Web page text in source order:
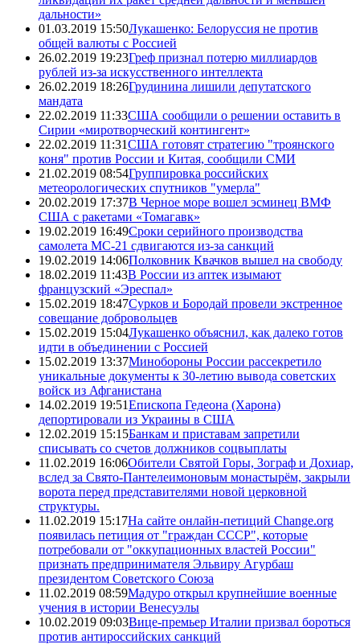
дальности»
01.03.2019 15:50Лукашенко: Белоруссия не против
общей валюты с Россией
26.02.2019 19:23Греф признал потерю миллиардов
рублей из-за искусственного интеллекта
26.02.2019 18:26Грудинина лишили депутатского
мандата
22.02.2019 11:33США сообщили о решении оставить в
Сирии «миротворческий контингент»
22.02.2019 11:31США готовят стратегию "троянского
коня" против России и Китая, сообщили СМИ
21.02.2019 08:54Группировка российских
метеорологических спутников "умерла"
20.02.2019 17:37В Черное море вошел эсминец ВМФ
США с ракетами «Томагавк»
19.02.2019 16:49Сроки серийного производства
самолета МС-21 сдвигаются из-за санкций
19.02.2019 14:06Полковник Квачков вышел на свободу
18.02.2019 11:43В России из аптек изымают
французский «Эреспал»
15.02.2019 18:47Сурков и Бородай провели экстренное
совещание добровольцев
15.02.2019 15:04Лукашенко объяснил, как далеко готов
идти в объединении с Россией
15.02.2019 13:37Минобороны России рассекретило
уникальные документы к 30-летию вывода советских
войск из Афганистана
14.02.2019 19:51Епископа Гедеона (Харона)
депортировали из Украины в США
12.02.2019 15:15Банкам и приставам запретили
списывать со счетов должников соцвыплаты
11.02.2019 16:06Обители Святой Горы, Зограф и Дохиар,
вслед за Свято-Пантелеимоновым монастырём, закрыли
ворота перед представителями новой церковной
структуры.
11.02.2019 15:17На сайте онлайн-петиций Change.org
появилась петиция от "граждан СССР", которые
потребовали от "оккупационных властей России"
признать предпринимателя Эльвиру Агурбаш
президентом Советского Союза
11.02.2019 08:59Мадуро открыл крупнейшие военные
учения в истории Венесуэлы
10.02.2019 09:03Вице-премьер Италии призвал бороться
против антироссийских санкций